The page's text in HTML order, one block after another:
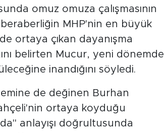
omuz omuza çalışmasının
MHP'nin en büyük
ortaya çıkan dayanışma
belirten Mucur, yeni dönemde
inandığını söyledi.
de değinen Burhan
ortaya koyduğu
anlayışı doğrultusunda